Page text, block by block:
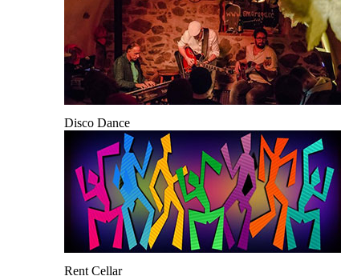
Disco Dance
Rent Cellar